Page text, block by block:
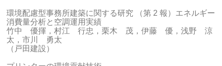
環境配慮型事務所建築に関する研究 （第 2 報）エネルギー
消費量分析と空調運用実績
竹中 優揮，村江 行忠，栗木 茂，伊藤 優，浅野 涼
太，市川 勇太
（戸田建設）